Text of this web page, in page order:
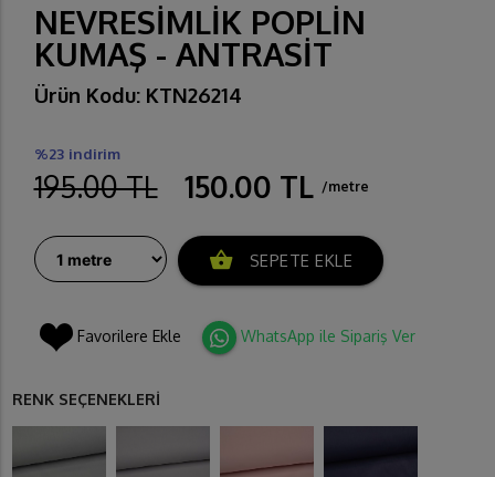
NEVRESİMLİK POPLİN
KUMAŞ - ANTRASİT
Ürün Kodu: KTN26214
%23 indirim
195.00 TL 150.00 TL /metre
shopping_basket SEPETE EKLE
Favorilere Ekle WhatsApp ile Sipariş Ver
RENK SEÇENEKLERİ